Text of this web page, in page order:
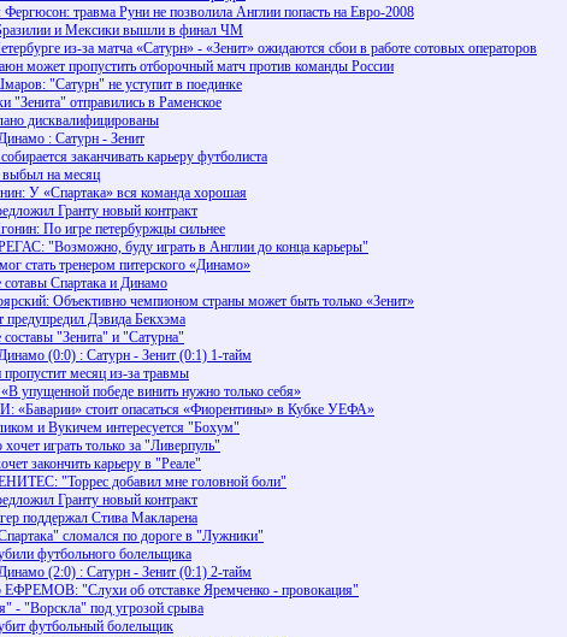
травма Руни не позволила Англии попасть на Евро-2008
и Мексики вышли в финал ЧМ
из-за матча «Сатурн» - «Зенит» ожидаются сбои в работе сотовых операторов
может пропустить отборочный матч против команды России
"Сатурн" не уступит в поединке
"Зенита" отправились в Раменское
дисквалифицированы
: Сатурн - Зенит
заканчивать карьеру футболиста
на месяц
У «Спартака» вся команда хорошая
Гранту новый контракт
По игре петербуржцы сильнее
"Возможно, буду играть в Англии до конца карьеры"
стать тренером питерского «Динамо»
сотавы Спартака и Динамо
Объективно чемпионом страны может быть только «Зенит»
предупредил Дэвида Бекхэма
составы "Зенита" и "Сатурна"
(0:0) : Сатурн - Зенит (0:1) 1-тайм
месяц из-за травмы
упущенной победе винить нужно только себя»
«Баварии» стоит опасаться «Фиорентины» в Кубке УЕФА»
и Вукичем интересуется "Бохум"
играть только за "Ливерпуль"
закончить карьеру в "Реале"
"Торрес добавил мне головной боли"
Гранту новый контракт
поддержал Стива Макларена
сломался по дороге в "Лужники"
футбольного болельщика
(2:0) : Сатурн - Зенит (0:1) 2-тайм
ЕФРЕМОВ: "Слухи об отставке Яремченко - провокация"
- "Ворскла" под угрозой срыва
футбольный болельщик